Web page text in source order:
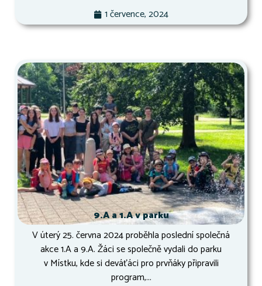
1 července, 2024
9.A a 1.A v parku
V úterý 25. června 2024 proběhla poslední společná
akce 1.A a 9.A. Žáci se společně vydali do parku
v Místku, kde si deváťáci pro prvňáky připravili
program,...